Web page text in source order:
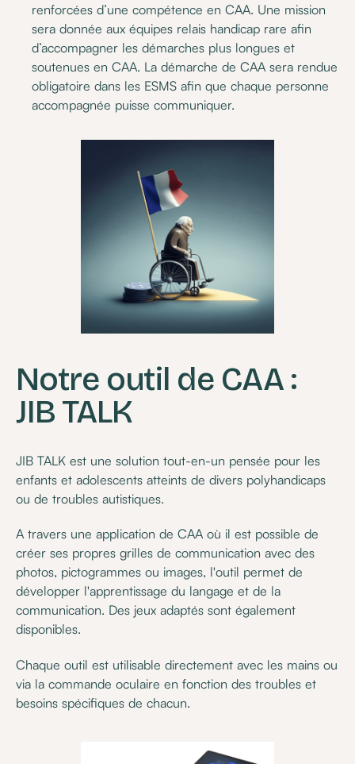
renforcées d’une compétence en CAA. Une mission
sera donnée aux équipes relais handicap rare afin
d’accompagner les démarches plus longues et
soutenues en CAA. La démarche de CAA sera rendue
obligatoire dans les ESMS afin que chaque personne
accompagnée puisse communiquer.
Notre outil de CAA :
JIB TALK
JIB TALK est une solution tout-en-un pensée pour les
enfants et adolescents atteints de divers polyhandicaps
ou de troubles autistiques.
A travers une application de CAA où il est possible de
créer ses propres grilles de communication avec des
photos, pictogrammes ou images, l'outil permet de
développer l'apprentissage du langage et de la
communication. Des jeux adaptés sont également
disponibles.
Chaque outil est utilisable directement avec les mains ou
via la commande oculaire en fonction des troubles et
besoins spécifiques de chacun.